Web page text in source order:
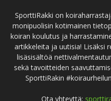
SporttiRakki on
monipuolisin kotimainen
koiran koulutus ja
artikkeleita ja uutisia! Lisäksi
lisäsisältöä
sekä tavoitteiden
SporttiRakin
Ota yhteyttä: